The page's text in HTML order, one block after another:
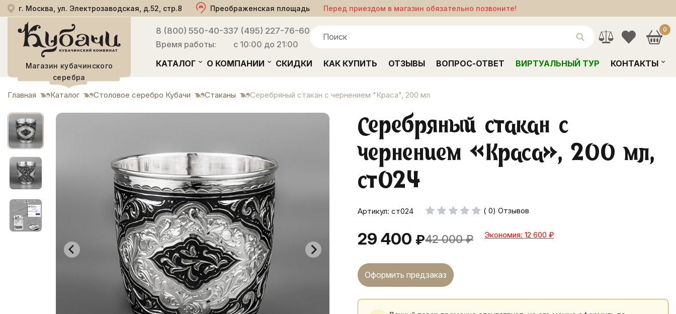
г. Москва, ул. Электрозаводская, д.52, стр.8 Преображенская площадь Перед приездом в магазин обязательно позвоните!
Магазин кубачинского
серебра
8 (800) 550-40-33
Время работы:
7 (495) 227-76-60
с 10:00 до 21:00
0
КАТАЛОГ О КОМПАНИИ СКИДКИ КАК КУПИТЬ ОТЗЫВЫ ВОПРОС-ОТВЕТ ВИРТУАЛЬНЫЙ ТУР КОНТАКТЫ
Главная Каталог Столовое серебро Кубачи Стаканы Серебряный стакан с чернением "Краса", 200 мл
Серебряный стакан с
чернением «Краса», 200 мл,
ст024
Артикул: ст024 ( 0) Отзывов
29 400 ₽42 000 ₽ Экономия: 12 600 ₽
Оформить предзаказ